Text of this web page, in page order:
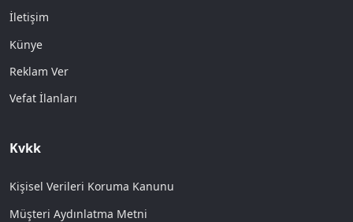
İletişim
Künye
Reklam Ver
Vefat İlanları
Kvkk
Kişisel Verileri Koruma Kanunu
Müşteri Aydınlatma Metni